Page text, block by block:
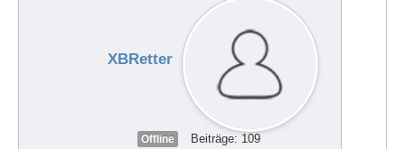
XBRetter
Offline Beiträge: 109